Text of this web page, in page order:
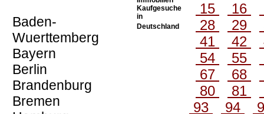
Baden-
Wuerttemberg
Bayern
Berlin
Brandenburg
Bremen
Kaufgesuche
in
Deutschland
15
16
28
29
41
42
54
55
67
68
80
81
93
94